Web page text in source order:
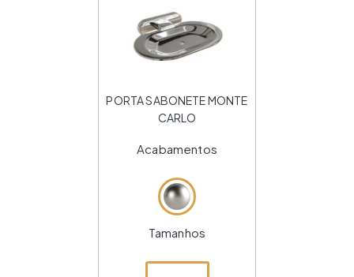
PORTA SABONETE MONTE
CARLO
Acabamentos
Tamanhos